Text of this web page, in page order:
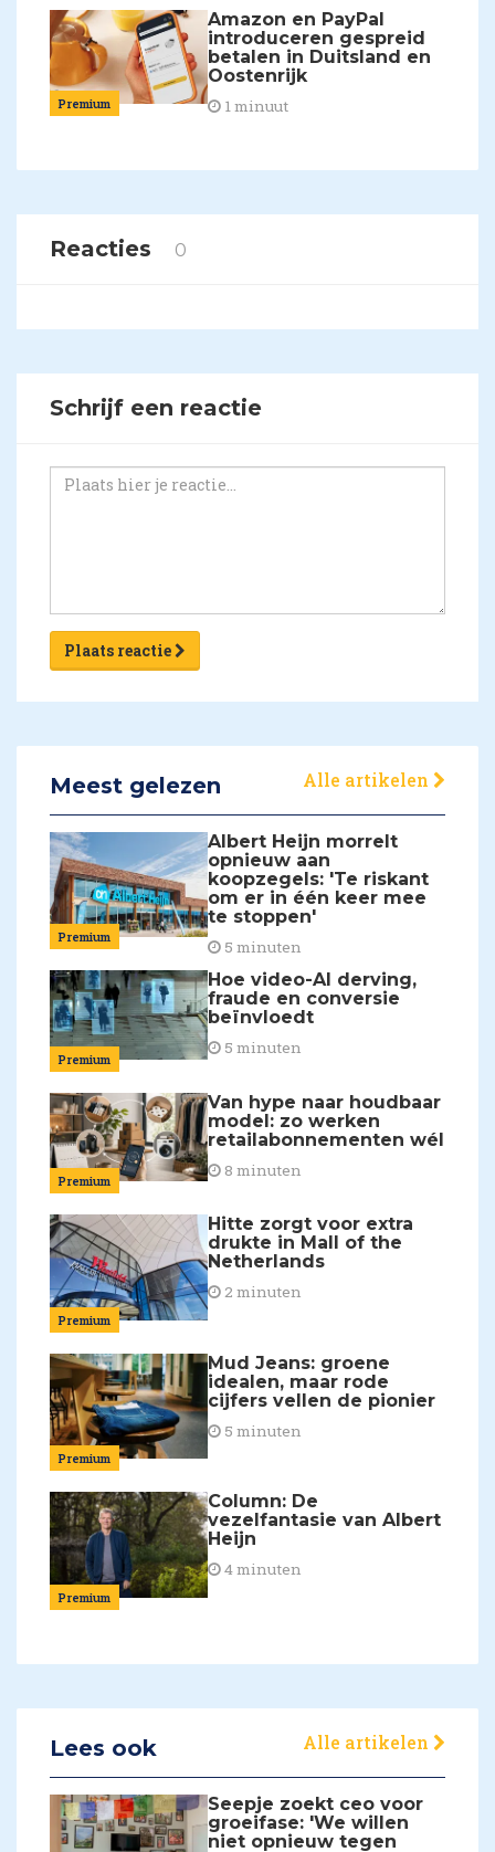
Premium
Amazon en PayPal
introduceren gespreid
betalen in Duitsland en
Oostenrijk
1 minuut
Reacties 0
Schrijf een reactie
Plaats reactie
Meest gelezen Alle artikelen
Premium
Albert Heijn morrelt
opnieuw aan
koopzegels: 'Te riskant
om er in één keer mee
te stoppen'
5 minuten
Premium
Hoe video-AI derving,
fraude en conversie
beïnvloedt
5 minuten
Premium
Van hype naar houdbaar
model: zo werken
retailabonnementen wél
8 minuten
Premium
Hitte zorgt voor extra
drukte in Mall of the
Netherlands
2 minuten
Premium
Mud Jeans: groene
idealen, maar rode
cijfers vellen de pionier
5 minuten
Premium
Column: De
vezelfantasie van Albert
Heijn
4 minuten
Lees ook Alle artikelen
Seepje zoekt ceo voor
groeifase: 'We willen
niet opnieuw tegen